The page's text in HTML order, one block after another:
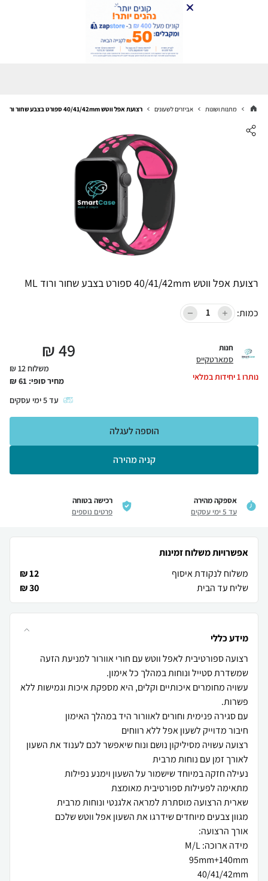
מתנות ושונות אביזרים לשעונים רצועת אפל ווטש 40/41/42mm ספורט בצבע שחור ורוד ML
רצועת אפל ווטש 40/41/42mm ספורט בצבע שחור ורוד ML
כמות:
חנות
סמארטקייס
נותרו1יחידות במלאי
49
₪
משלוח 12 ₪
מחיר סופי: 61
₪
עד5ימי עסקים
קניה מהירה
הוספה לעגלה
אספקה מהירה
עד 5 ימי עסקים
רכישה בטוחה
פרטים נוספים
אפשרויות משלוח זמינות
משלוח לנקודת איסוף
12 ₪
שליח עד הבית
30 ₪
מידע כללי
רצועה ספורטיבית לאפל ווטש עם חורי אוורור למניעת הזעה
עשויה מחומרים איכותיים וקלים, היא מספקת איכות וגמישות ללא
רצועה עשויה מסיליקון נושם ונוח שיאפשר לכם לענוד את השעון